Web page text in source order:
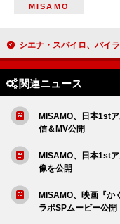
MISAMO
シエナ・スパイロ、バイラル・ヒット「Die On This Hill
関連ニュース
MISAMO、日本1st
信＆MV公開
MISAMO、日本1st
像を公開
MISAMO、映画『か
ラボSPムービー公開